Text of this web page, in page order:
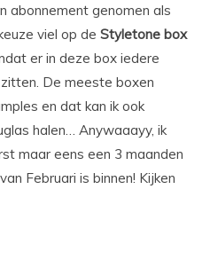
abonnement genomen als
viel op de Styletone box
er in deze box iedere
De meeste boxen
en dat kan ik ook
halen… Anywaaayy, ik
maar eens een 3 maanden
Februari is binnen! Kijken